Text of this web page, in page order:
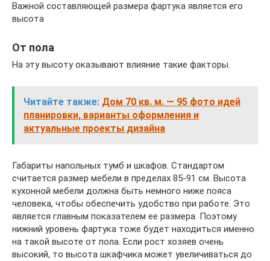
Важной составляющей размера фартука является его
высота
От пола
На эту высоту оказывают влияние такие факторы.
Читайте также: Дом 70 кв. м. — 95 фото идей
планировки, варианты оформления и
актуальные проекты дизайна
Габариты напольных тумб и шкафов. Стандартом
считается размер мебели в пределах 85-91 см. Высота
кухонной мебели должна быть немного ниже пояса
человека, чтобы обеспечить удобство при работе. Это
является главным показателем ее размера. Поэтому
нижний уровень фартука тоже будет находиться именно
на такой высоте от пола. Если рост хозяев очень
высокий, то высота шкафчика может увеличиваться до